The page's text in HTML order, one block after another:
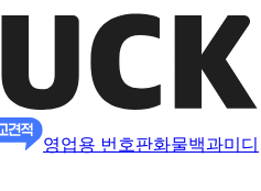
영업용 번호판화물백과미디